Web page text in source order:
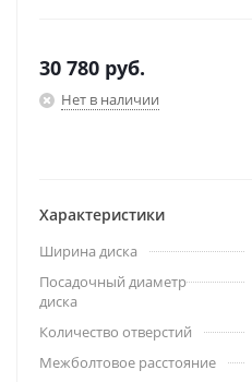
30 780 руб.
Нет в наличии
Характеристики
Ширина диска
Посадочный диаметр
диска
Количество отверстий
Межболтовое расстояние